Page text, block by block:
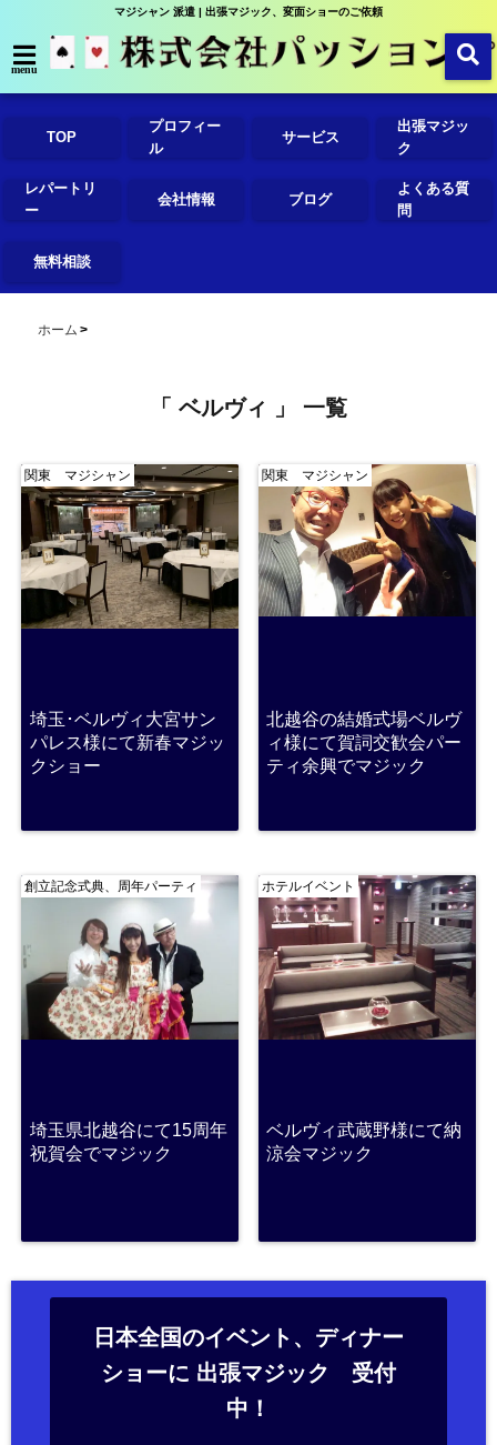
マジシャン 派遣 | 出張マジック、変面ショーのご依頼
menu
TOP
プロフィー
ル
サービス
出張マジッ
ク
レパートリ
ー
会社情報 ブログ
よくある質
問
無料相談
ホーム
「 ベルヴィ 」 一覧
関東 マジシャン
埼玉･ベルヴィ大宮サン
パレス様にて新春マジッ
クショー
関東 マジシャン
北越谷の結婚式場ベルヴ
ィ様にて賀詞交歓会パー
ティ余興でマジック
創立記念式典、周年パーティ
埼玉県北越谷にて15周年
祝賀会でマジック
ホテルイベント
ベルヴィ武蔵野様にて納
涼会マジック
日本全国のイベント、ディナー
ショーに 出張マジック 受付
中！